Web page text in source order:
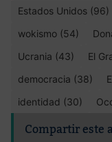
Estados Unidos (96)
wokismo (54)
Ucrania (43)
El
democracia (38)
identidad (30)
Compartir este